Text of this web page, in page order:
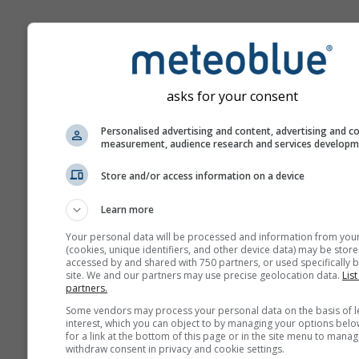
asks for your consent
Personalised advertising and content, advertising and
measurement, audience research and services
Store and/or access information on a device
Learn more
Your personal data will be processed and information from
(cookies, unique identifiers, and other device data) may be
accessed by and shared with 750 partners, or used specifically
site. We and our partners may use precise geolocation data.
partners.
Some vendors may process your personal data on the basis of
interest, which you can object to by managing your options
for a link at the bottom of this page or in the site menu to
withdraw consent in privacy and cookie settings.